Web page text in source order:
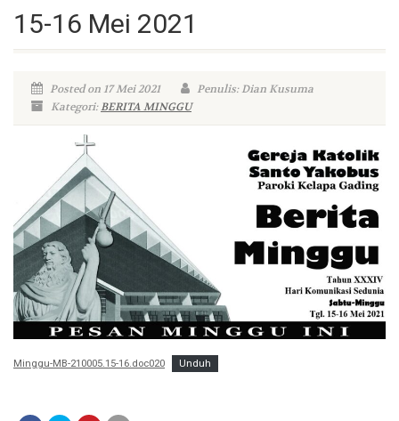
15-16 Mei 2021
Posted on 17 Mei 2021
Penulis: Dian Kusuma
Kategori:BERITA MINGGU
Minggu-MB-210005.15-16.doc020 Unduh